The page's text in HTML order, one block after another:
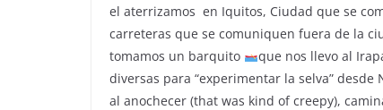
el aterrizamos en Iquitos, Ciudad que se
carreteras que se comuniquen fuera de la
tomamos un barquito
que nos llevo al
diversas para “experimentar la selva”
al anochecer (that was kind of creepy),